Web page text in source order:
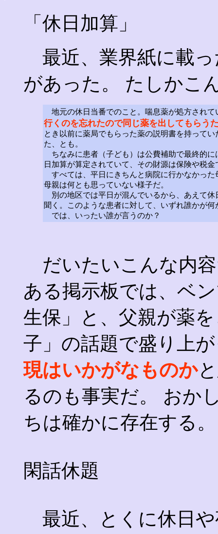
「休日加算」
最近、業界紙に載
があった。 たしかこ
地元の休日当番でのこと。喘息薬が処方され
行くのを忘れたので同じ薬を出してもらう
とき以前に薬局でもらった薬の説明書を持って
た、とも。
ちなみに患者（子ども）は公費補助で最終的
日加算が算定されていて、その財源は保険や税金
すべては、平日にきちんと病院に行かなかっ
母親は何とも思っていない様子だ。
別の地区では平日が混んでいるから、あえて
聞く。このような患者に対して、いずれ誰かが
では、いったい誰が言うのか？
だいたいこんな内
ある掲示板では、ベ
生保」と、父親が薬
子」の話題で盛り上
現はいかがなものか
るのも事実だ。 おか
ちは確かに存在する。
閑話休題
最近、とくに休日